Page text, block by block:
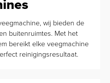
wij bieden de
buitenruimtes. Met het
bereikt elke veegmachine
reinigingsresultaat.